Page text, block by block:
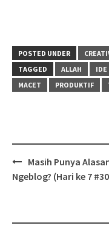
POSTED UNDER
TAGGED
ALLAH IDE
MACET
PRODUKTIF
Post
navigation
Masih Punya
Ngeblog? (Hari ke 7